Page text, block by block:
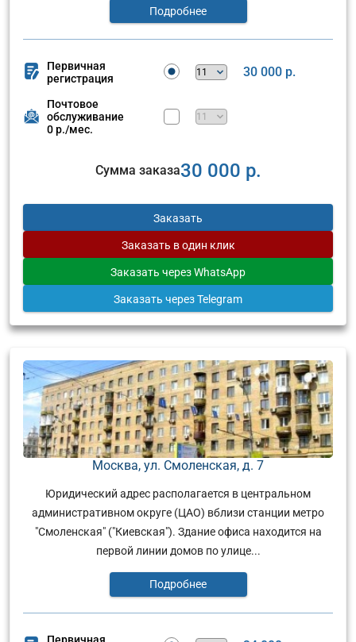
Подробнее
Первичная
регистрация
30 000 р.
Почтовое
обслуживание
0 р./мес.
Сумма заказа30 000 р.
Заказать
Заказать в один клик
Заказать через WhatsApp
Заказать через Telegram
Москва, ул. Смоленская, д. 7
Юридический адрес располагается в центральном
административном округе (ЦАО) вблизи станции метро
"Смоленская" ("Киевская"). Здание офиса находится на
первой линии домов по улице...
Подробнее
Первичная